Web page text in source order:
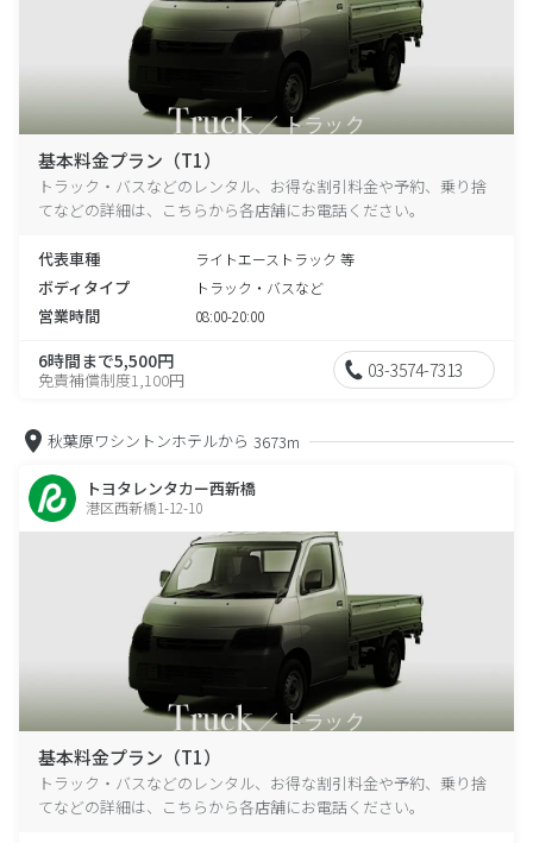
基本料金プラン（T1）
トラック・バスなどのレンタル、お得な割引料金や予約、乗り捨
てなどの詳細は、こちらから各店舗にお電話ください。
代表車種 ライトエーストラック 等
ボディタイプ トラック・バスなど
営業時間 08:00-20:00
6時間まで5,500円
免責補償制度1,100円 03-3574-7313
秋葉原ワシントンホテルから 3673m
トヨタレンタカー西新橋
港区西新橋1-12-10
基本料金プラン（T1）
トラック・バスなどのレンタル、お得な割引料金や予約、乗り捨
てなどの詳細は、こちらから各店舗にお電話ください。